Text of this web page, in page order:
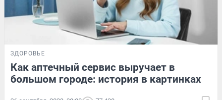
ЗДОРОВЬЕ
Как аптечный сервис выручает в
большом городе: история в картинках